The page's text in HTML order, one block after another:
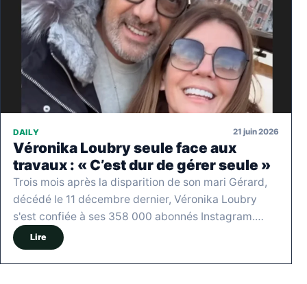
DAILY 21 juin 2026
Véronika Loubry seule face aux
travaux : « C’est dur de gérer seule »
Trois mois après la disparition de son mari Gérard,
décédé le 11 décembre dernier, Véronika Loubry
s'est confiée à ses 358 000 abonnés Instagram.…
Lire